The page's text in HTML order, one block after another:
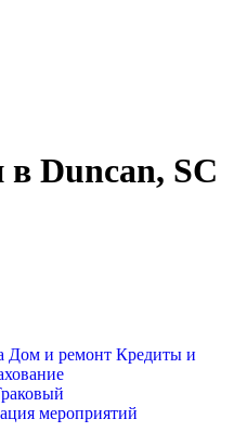
в Duncan, SC
Дом и ремонт Кредиты и
мероприятий